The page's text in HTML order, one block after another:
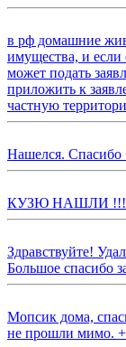
в рф домашние
имущества, и если
может подать
приложить к
частную
Нашелся. Спасибо
КУЗЮ НАШЛИ
Здравствуйте!
Большое спасибо
Мопсик дома,
не прошли мимо. +